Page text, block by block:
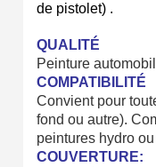
de pistolet) .
QUALITÉ
Peinture
COMPATIBILITÉ
Convient pour
fond ou autre).
peintures hydro
COUVERTURE: